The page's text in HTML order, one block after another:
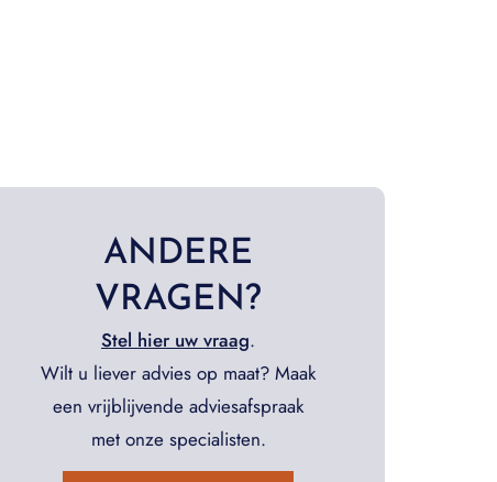
ANDERE
VRAGEN?
Stel hier uw vraag.
Wilt u liever advies op maat? Maak
een vrijblijvende adviesafspraak
met onze specialisten.